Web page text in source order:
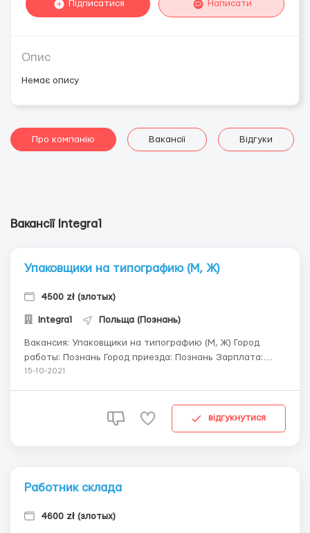
Підписатися Написати
Опис
Немає опису
Про компанію Вакансії Відгуки
Вакансії Integra1
Упаковщики на типографию (М, Ж)
4500 zł (злотых)
Integra1 Польща (Познань)
Вакансия: Упаковщики на типографию (М, Ж) Город
работы: Познань Город приезда: Познань Зарплата:
Студент младше 26 лет - 18,30 z; не студенты до 26 лет
дней в неделю, 200-260 часо...
15-10-2021
відгукнутися
Работник склада
4600 zł (злотых)